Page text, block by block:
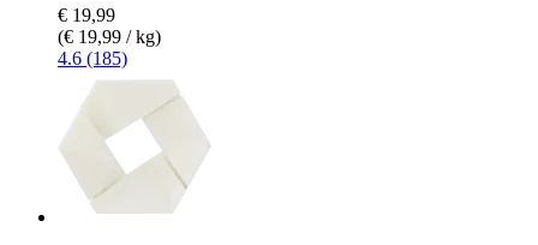
€ 19,99
(€ 19,99 / kg)
4.6 (185)